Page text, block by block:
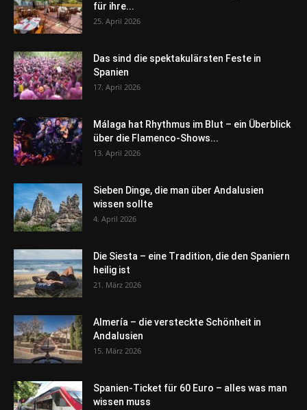
für ihre...
25. April 2026
Das sind die spektakulärsten Feste in
Spanien
17. April 2026
Málaga hat Rhythmus im Blut – ein Überblick
über die Flamenco-Shows...
13. April 2026
Sieben Dinge, die man über Andalusien
wissen sollte
4. April 2026
Die Siesta – eine Tradition, die den Spaniern
heilig ist
21. März 2026
Almería – die versteckte Schönheit in
Andalusien
15. März 2026
Spanien-Ticket für 60 Euro – alles was man
wissen muss